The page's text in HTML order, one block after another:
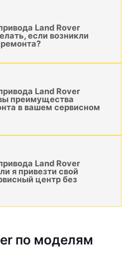
Land Rover
если возникли
Land Rover
преимущества
в вашем сервисном
Land Rover
я привезти свой
центр без
по моделям